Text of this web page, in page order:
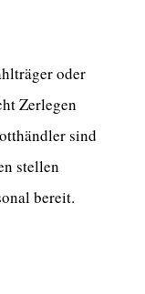
oder
Zerlegen
sind
stellen
bereit.